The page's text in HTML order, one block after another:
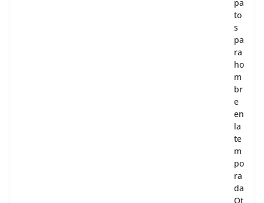
pa
to
s
pa
ra
ho
m
br
e
en
la
te
m
po
ra
da
Ot